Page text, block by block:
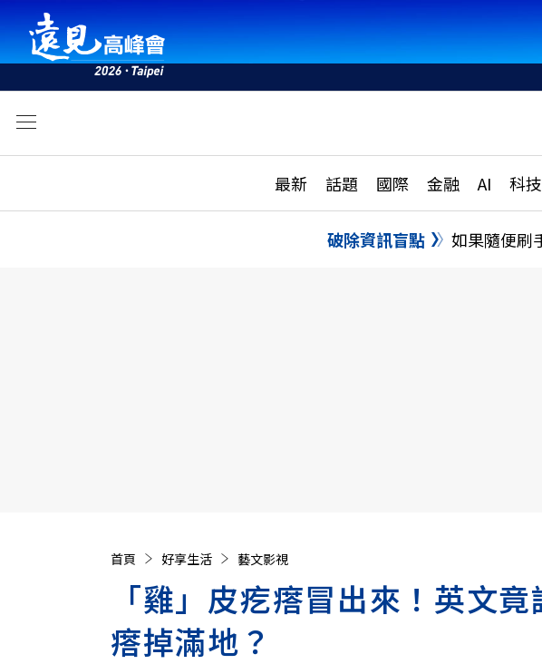
最新 話題 國際 金融 AI 科技
活動
話題
國際
破除資訊盲點 如果隨便刷
首頁 好享生活 藝文影視
「雞」皮疙瘩冒出來！英文
瘩掉滿地？